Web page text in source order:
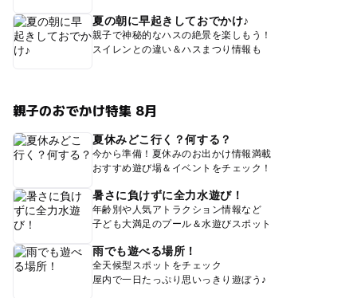
夏の朝に早起きしておでかけ♪
親子で神秘的なハスの絶景を楽しもう！
スイレンとの違い＆ハスまつり情報も
親子のおでかけ特集 8月
夏休みどこ行く？何する？
今から準備！夏休みのお出かけ情報満載
おすすめ遊び場＆イベントをチェック！
暑さに負けずに全力水遊び！
年齢別や人気アトラクション情報など
子ども大満足のプール＆水遊びスポット
雨でも遊べる場所！
全天候型スポットをチェック
屋内で一日たっぷり思いっきり遊ぼう♪